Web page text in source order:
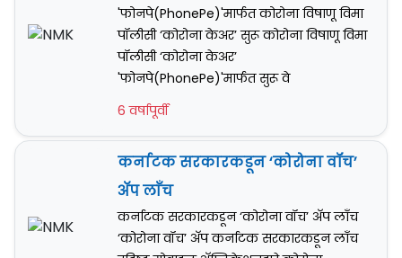
'फोनपे(PhonePe)'मार्फत कोरोना विषाणू विमा
पॉलीसी ‘कोरोना केअर’ सुरू कोरोना विषाणू विमा
पॉलीसी ‘कोरोना केअर’
'फोनपे(PhonePe)'मार्फत सुरू वे
6 वर्षापूर्वी
कर्नाटक सरकारकडून ‘कोरोना वॉच’
अ‍ॅप लाँच
कर्नाटक सरकारकडून ‘कोरोना वॉच’ अ‍ॅप लाँच
‘कोरोना वॉच’ अ‍ॅप कर्नाटक सरकारकडून लाँच